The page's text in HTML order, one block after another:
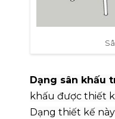
Dạng sân khấu
khấu được thiết
Dạng thiết kế